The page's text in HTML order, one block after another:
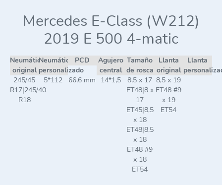
Mercedes E-Class (W212)
2019 E 500 4-matic
Neumático
original
Neumático
personalizado
PCD
Agujero
central
Tamaño
de rosca
Llanta
original
Llanta
245/45
R17|245/40
R18
5*112 66,6 mm 14*1,5
8,5 x 17
ET48|8 x
17
ET45|8,5
x 18
ET48|8,5
x 18
ET48 #9
x 18
ET54
8,5 x 19
ET48 #9
x 19
ET54